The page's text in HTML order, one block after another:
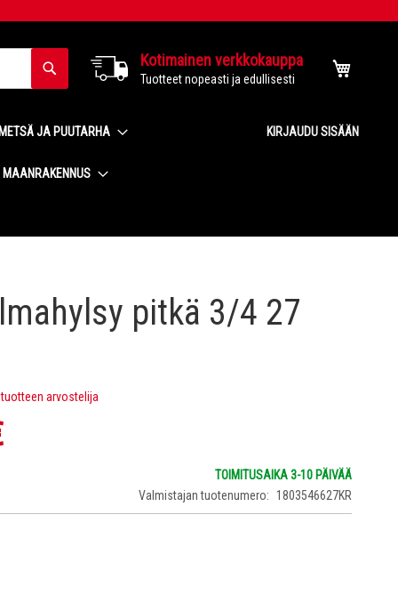
Kotimainen verkkokauppa
Tuotteet nopeasti ja edullisesti
METSÄ JA PUUTARHA
MAANRAKENNUS
KIRJAUDU SISÄÄN
pitkä 3/4 27
arvostelija
TOIMITUSAIKA 3-10 PÄIVÄÄ
Valmistajan tuotenumero
1803546627KR